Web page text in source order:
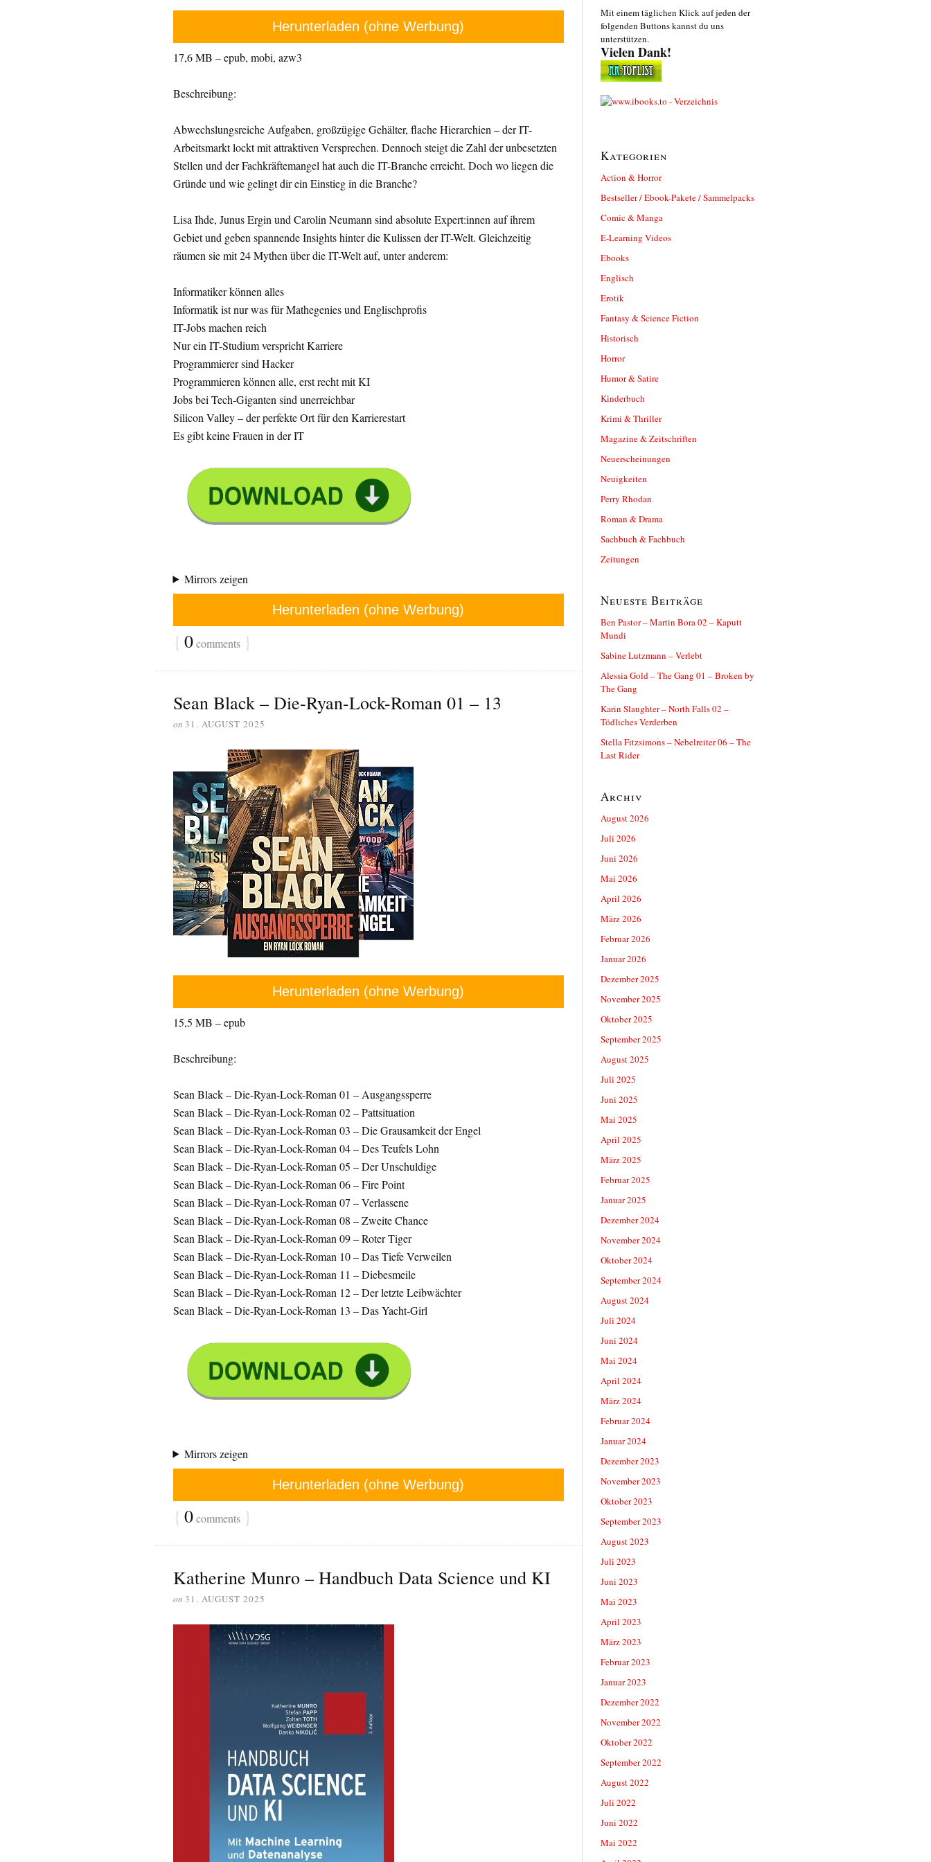
Herunterladen (ohne Werbung)
17,6 MB – epub, mobi, azw3
Beschreibung:
Abwechslungsreiche Aufgaben, großzügige Gehälter, flache Hierarchien – der IT-
Arbeitsmarkt lockt mit attraktiven Versprechen. Dennoch steigt die Zahl der unbesetzten
Stellen und der Fachkräftemangel hat auch die IT-Branche erreicht. Doch wo liegen die
Gründe und wie gelingt dir ein Einstieg in die Branche?
Lisa Ihde, Junus Ergin und Carolin Neumann sind absolute Expert:innen auf ihrem
Gebiet und geben spannende Insights hinter die Kulissen der IT-Welt. Gleichzeitig
räumen sie mit 24 Mythen über die IT-Welt auf, unter anderem:
Informatiker können alles
Informatik ist nur was für Mathegenies und Englischprofis
IT-Jobs machen reich
Nur ein IT-Studium verspricht Karriere
Programmierer sind Hacker
Programmieren können alle, erst recht mit KI
Jobs bei Tech-Giganten sind unerreichbar
Silicon Valley – der perfekte Ort für den Karrierestart
Es gibt keine Frauen in der IT
Mirrors zeigen
Herunterladen (ohne Werbung)
{ 0comments }
Sean Black – Die-Ryan-Lock-Roman 01 – 13
on 31. AUGUST 2025
Herunterladen (ohne Werbung)
15,5 MB – epub
Beschreibung:
Sean Black – Die-Ryan-Lock-Roman 01 – Ausgangssperre
Sean Black – Die-Ryan-Lock-Roman 02 – Pattsituation
Sean Black – Die-Ryan-Lock-Roman 03 – Die Grausamkeit der Engel
Sean Black – Die-Ryan-Lock-Roman 04 – Des Teufels Lohn
Sean Black – Die-Ryan-Lock-Roman 05 – Der Unschuldige
Sean Black – Die-Ryan-Lock-Roman 06 – Fire Point
Sean Black – Die-Ryan-Lock-Roman 07 – Verlassene
Sean Black – Die-Ryan-Lock-Roman 08 – Zweite Chance
Sean Black – Die-Ryan-Lock-Roman 09 – Roter Tiger
Sean Black – Die-Ryan-Lock-Roman 10 – Das Tiefe Verweilen
Sean Black – Die-Ryan-Lock-Roman 11 – Diebesmeile
Sean Black – Die-Ryan-Lock-Roman 12 – Der letzte Leibwächter
Sean Black – Die-Ryan-Lock-Roman 13 – Das Yacht-Girl
Mirrors zeigen
Herunterladen (ohne Werbung)
{ 0comments }
Katherine Munro – Handbuch Data Science und KI
on 31. AUGUST 2025
Mit einem täglichen Klick auf jeden der
folgenden Buttons kannst du uns
unterstützen.
Vielen Dank!
Kategorien
Action & Horror
Bestseller / Ebook-Pakete / Sammelpacks
Comic & Manga
E-Learning Videos
Ebooks
Englisch
Erotik
Fantasy & Science Fiction
Historisch
Horror
Humor & Satire
Kinderbuch
Krimi & Thriller
Magazine & Zeitschriften
Neuerscheinungen
Neuigkeiten
Perry Rhodan
Roman & Drama
Sachbuch & Fachbuch
Zeitungen
Neueste Beiträge
Ben Pastor – Martin Bora 02 – Kaputt
Mundi
Sabine Lutzmann – Verlebt
Alessia Gold – The Gang 01 – Broken by
The Gang
Karin Slaughter – North Falls 02 –
Tödliches Verderben
Stella Fitzsimons – Nebelreiter 06 – The
Last Rider
Archiv
August 2026
Juli 2026
Juni 2026
Mai 2026
April 2026
März 2026
Februar 2026
Januar 2026
Dezember 2025
November 2025
Oktober 2025
September 2025
August 2025
Juli 2025
Juni 2025
Mai 2025
April 2025
März 2025
Februar 2025
Januar 2025
Dezember 2024
November 2024
Oktober 2024
September 2024
August 2024
Juli 2024
Juni 2024
Mai 2024
April 2024
März 2024
Februar 2024
Januar 2024
Dezember 2023
November 2023
Oktober 2023
September 2023
August 2023
Juli 2023
Juni 2023
Mai 2023
April 2023
März 2023
Februar 2023
Januar 2023
Dezember 2022
November 2022
Oktober 2022
September 2022
August 2022
Juli 2022
Juni 2022
Mai 2022